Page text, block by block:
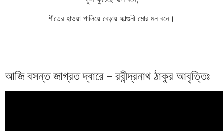
শীতের হাওয়া পালিয়ে বেড়ায় ফাল্গুনী মোর মন বনে।
আজি বসন্ত জাগ্রত দ্বারে – রবীন্দ্রনাথ ঠাকুর আবৃত্তিঃ